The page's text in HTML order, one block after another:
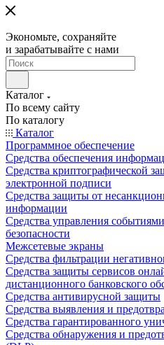
Экономьте, сохраняйте
и зарабатывайте с нами
Каталог
По всему сайту
По каталогу
Каталог
Программное обеспечение
Средства обеспечения
Средства криптографической
электронной подписи
Средства защиты от
информации
Средства управления
безопасности
Межсетевые экраны
Средства фильтрации
Средства защиты сервисов
дистанционного банковского
Средства антивирусной защиты
Средства выявления и
Средства гарантированного
Средства обнаружения и